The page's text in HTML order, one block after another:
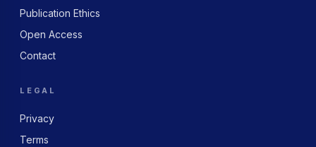
Publication Ethics
Open Access
Contact
LEGAL
Privacy
Terms